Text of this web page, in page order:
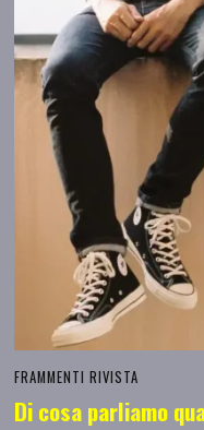
FRAMMENTI RIVISTA
Di cosa parliamo